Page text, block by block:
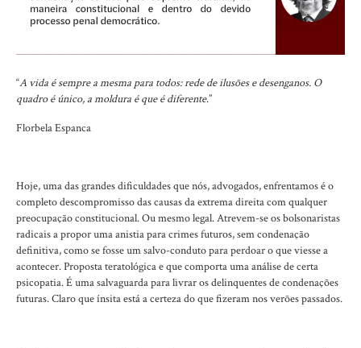
“A vida é sempre a mesma para todos: rede de ilusões e desenganos. O
quadro é único, a moldura é que é diferente.”
Florbela Espanca
Hoje, uma das grandes dificuldades que nós, advogados, enfrentamos é o
completo descompromisso das causas da extrema direita com qualquer
preocupação constitucional. Ou mesmo legal. Atrevem-se os bolsonaristas
radicais a propor uma anistia para crimes futuros, sem condenação
definitiva, como se fosse um salvo-conduto para perdoar o que viesse a
acontecer. Proposta teratológica e que comporta uma análise de certa
psicopatia. É uma salvaguarda para livrar os delinquentes de condenações
futuras. Claro que ínsita está a certeza do que fizeram nos verões passados.